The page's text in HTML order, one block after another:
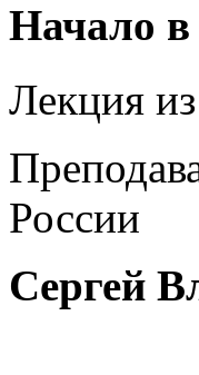
Начало в
Лекция
России
Сергей